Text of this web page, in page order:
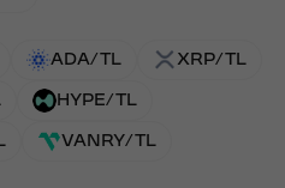
ADA/TL XRP/TL
HYPE/TL
VANRY/TL